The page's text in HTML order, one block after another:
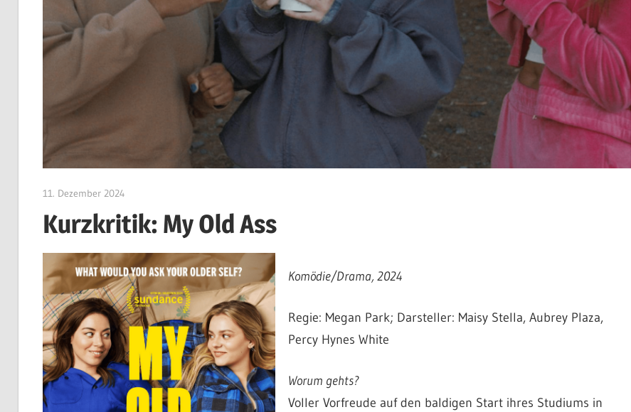
11. Dezember 2024
Kurzkritik: My Old Ass
Komödie/Drama, 2024
Regie: Megan Park; Darsteller: Maisy Stella, Aubrey Plaza,
Percy Hynes White
Worum gehts?
Voller Vorfreude auf den baldigen Start ihres Studiums in